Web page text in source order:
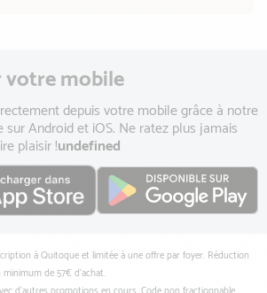
mobile
depuis votre mobile grâce à notre
Android et iOS. Ne ratez plus jamais
plaisir !undefined
à Quitoque et limitée à une offre par foyer. Réduction
de 57€ d’achat.